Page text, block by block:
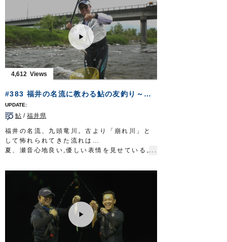
ロッド：サーフロッド MST 10ft8in
リール：4000番クラス XG スピニングリー
ル
メインライン：PE 1号（8本ヨリ）
リーダー：フロロ 25lb
直リグラバーギル1/0（シンカー 14gに変
更）
OWNERMOVIEhttp://ownertv.jp/
http://www.owner.co.jp
得意とするミノーイングで、世界のフィール
ドを渡り歩き記憶に残る魚を釣ってきた。
津軽の汽水域に狙う孤高のシーバス。
一筋縄ではいかない相手との息詰まる攻防の
先に、望外の釣果が待っていた。
放送日 2019年9月22日
■タックル
ロッド：シーバスロッド 9ft10in
ル
メインライン：PE 1.2号
リーダー：フロロ 25lb
スナップ：
クイックスナップ
#1
ルアー：フローティングミノー ほか
フック：
STX-45ZN#4
OWNERMOVIEhttp://ownertv.jp/
http://www.owner.co.jp
4,612
#383 福井の名流に教わる鮎の友釣り～追星が指し示す未来への道～
鮎 /福井県
福井の名流、九頭竜川。古より「崩れ川」と
して怖れられてきた流れは…
夏、瀬音心地良い,優しい表情を見せている。
急流に育つ九頭竜の鮎は、味が良いことでも
鮎の友釣りに並々ならぬ情熱を注ぐのは井川
弘二郎さん。
静岡県の狩野川漁業協同組合の理事、放流委
員長を担いながら…伊豆の国市議会の議員と
して、鮎を活用した地域の振興を目指してい